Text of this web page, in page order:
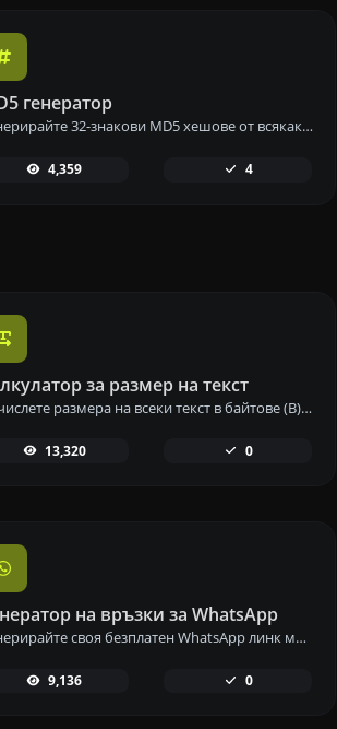
генератор
Генерирайте 32-знакови MD5 хешове от всякакъв входен низ с нашия инструмент за генериране на MD5 за надеждно хеширане на данни.
4,359 4
за размер на текст
Изчислете размера на всеки текст в байтове (B), килобайти (KB) или мегабайти (MB) с помощта на нашия инструмент за изчисляване на размера на текста.
13,320 0
на връзки за WhatsApp
Генерирайте своя безплатен WhatsApp линк мигновено с нашия генератор на WhatsApp линкове. Добавете персонализирано съобщение и започнете чатове с едно кликване – без нужда от вход или програмиране.
9,136 0